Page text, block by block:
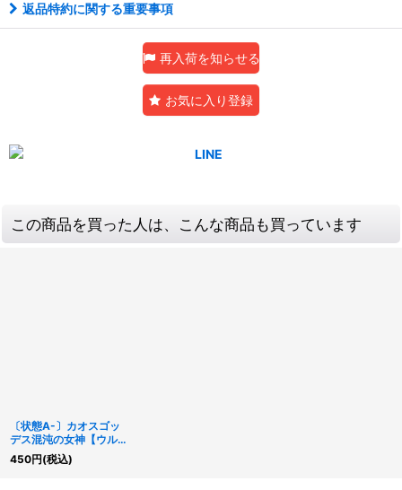
返品特約に関する重要事項
再入荷を知らせる
お気に入り登録
この商品を買った人は、こんな商品も買っています
〔状態A-〕カオスゴッ
デス混沌の女神【ウルト
ラ】{TSHD-JP044}
《シンクロ》
450円(税込)